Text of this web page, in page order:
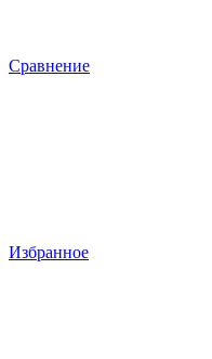
Сравнение
Избранное